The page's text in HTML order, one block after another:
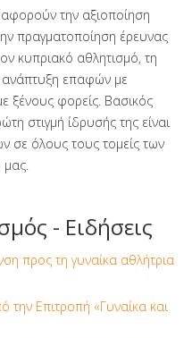
την αξιοποίηση
πραγματοποίηση έρευνας
κυπριακό αθλητισμό, τη
ανάπτυξη επαφών με
ξένους φορείς. Βασικός
στιγμή ίδρυσής της είναι
σε όλους τους τομείς των
μας.
- Ειδήσεις
προς τη γυναίκα αθλήτρια
Επιτροπή «Γυναίκα και